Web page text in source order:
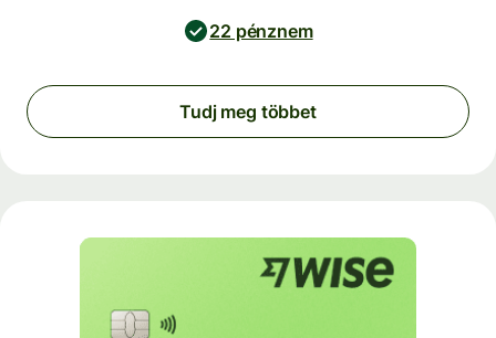
22 pénznem
Tudj meg többet